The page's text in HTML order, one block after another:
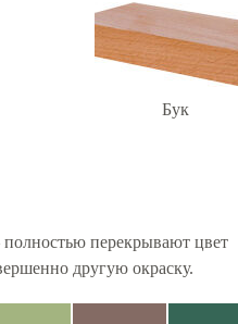
Бук
перекрывают цвет
другую окраску.